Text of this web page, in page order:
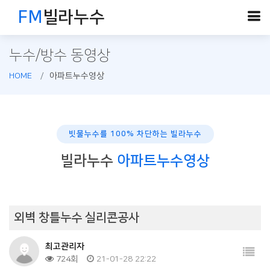
FM 빌라누수
누수/방수 동영상
HOME 아파트누수영상
빗물누수를 100% 차단하는 빌라누수
빌라누수 아파트누수영상
외벽 창틀누수 실리콘공사
최고관리자
724회
21-01-28 22:22